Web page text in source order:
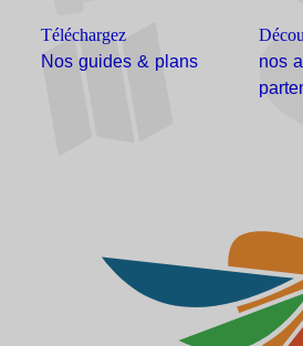
Téléchargez
Nos guides & plans
nos